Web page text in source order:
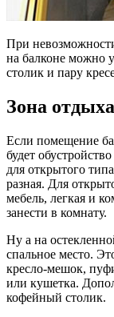
При
на балконе можно
столик и пару
Зона
Если помещение
будет
для открытого
разная. Для
мебель, легкая и
занести в комнату.
Ну а на
спальное место.
кресло-мешок,
или кушетка.
кофейный столик.